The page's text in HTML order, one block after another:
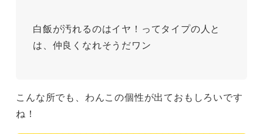
白飯が汚れるのはイヤ！ってタイプの人と
は、仲良くなれそうだワン
こんな所でも、わんこの個性が出ておもしろいです
ね！